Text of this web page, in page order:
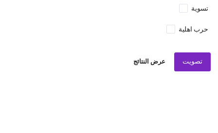
تسوية
حرب اهلية
تصويت عرض النتائج